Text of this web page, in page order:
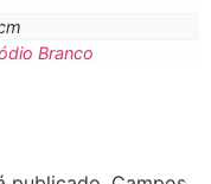
Branco